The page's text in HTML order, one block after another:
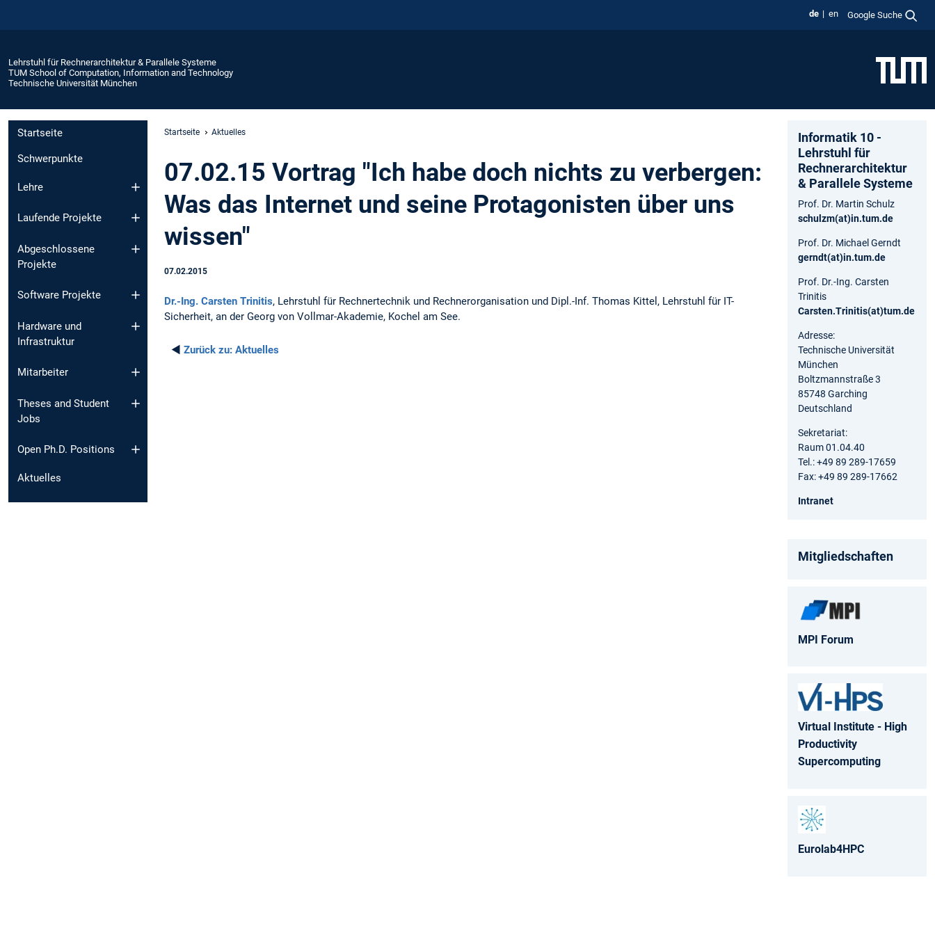
de en Google Suche
Lehrstuhl für Rechnerarchitektur & Parallele Systeme
TUM School of Computation, Information and Technology
Technische Universität München
Startseite
Schwerpunkte
Lehre
Laufende Projekte
Abgeschlossene
Projekte
Software Projekte
Hardware und
Infrastruktur
Mitarbeiter
Theses and Student
Jobs
Open Ph.D. Positions
Aktuelles
Startseite Aktuelles
07.02.15 Vortrag "Ich habe doch nichts zu verbergen:
Was das Internet und seine Protagonisten über uns
wissen"
07.02.2015
Dr.-Ing. Carsten Trinitis, Lehrstuhl für Rechnertechnik und Rechnerorganisation und Dipl.-Inf. Thomas Kittel, Lehrstuhl für IT-
Sicherheit, an der Georg von Vollmar-Akademie, Kochel am See.
◄ Zurück zu: Aktuelles
Informatik 10 -
Lehrstuhl für
Rechnerarchitektur
& Parallele Systeme
Prof. Dr. Martin Schulz
schulzm(at)in.tum.de
Prof. Dr. Michael Gerndt
gerndt(at)in.tum.de
Prof. Dr.-Ing. Carsten
Trinitis
Carsten.Trinitis(at)tum.de
Adresse:
Technische Universität
München
Boltzmannstraße 3
85748 Garching
Deutschland
Sekretariat:
Raum 01.04.40
Tel.: +49 89 289-17659
Fax: +49 89 289-17662
Intranet
Mitgliedschaften
MPI Forum
Virtual Institute - High
Productivity
Supercomputing
Eurolab4HPC